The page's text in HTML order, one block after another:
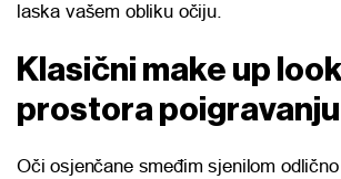
laska vašem obliku očiju.
Klasični make up
prostora poigravanju
Oči osjenčane smeđim sjenilom